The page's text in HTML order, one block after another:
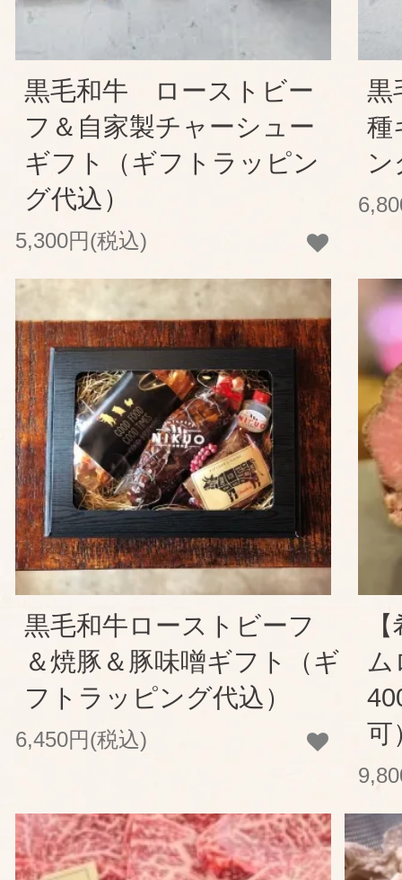
黒毛和牛 ローストビー
フ＆自家製チャーシュー
ギフト（ギフトラッピン
グ代込）
5,300円(税込)
黒
種
ン
黒毛和牛ローストビーフ
＆焼豚＆豚味噌ギフト（ギ
フトラッピング代込）
6,450円(税込)
可